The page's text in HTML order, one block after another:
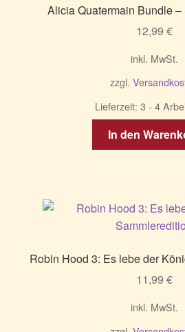
Alicia Quatermain Bundle
12,99 €
inkl. MwSt.
zzgl.
Lieferzeit: 3 - 4
In den
Robin Hood 3: Es lebe der
11,99 €
inkl. MwSt.